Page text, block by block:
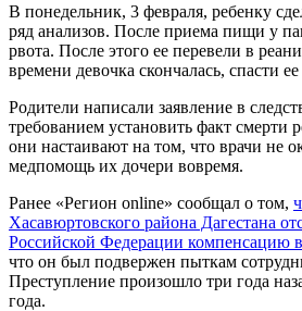
В понедельник, 3 февраля, ребенку
ряд анализов. После приема пищи у
рвота. После этого ее перевели в
времени девочка скончалась, спасти
Родители написали заявление в
требованием установить факт смерти
они настаивают на том, что врачи не
медпомощь их дочери вовремя.
Ранее «Регион online» сообщал о том,
Хасавюртовского района Дагестана
Российской Федерации компенсацию
что он был подвержен пыткам
Преступление произошло три года
года.